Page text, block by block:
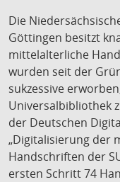
Die
Göttingen besitzt
mittelalterliche
wurden seit der
sukzessive
Universalbibliothek
der Deutschen
„Digitalisierung der
Handschriften der
ersten Schritt 74